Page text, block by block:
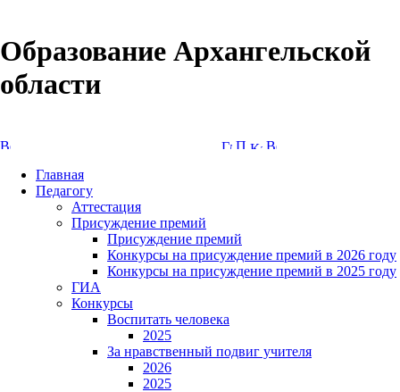
Образование Архангельской
области
Главная
Педагогу
Аттестация
Присуждение премий
Присуждение премий
Конкурсы на присуждение премий в 2026 году
Конкурсы на присуждение премий в 2025 году
ГИА
Конкурсы
Воспитать человека
2025
За нравственный подвиг учителя
2026
2025